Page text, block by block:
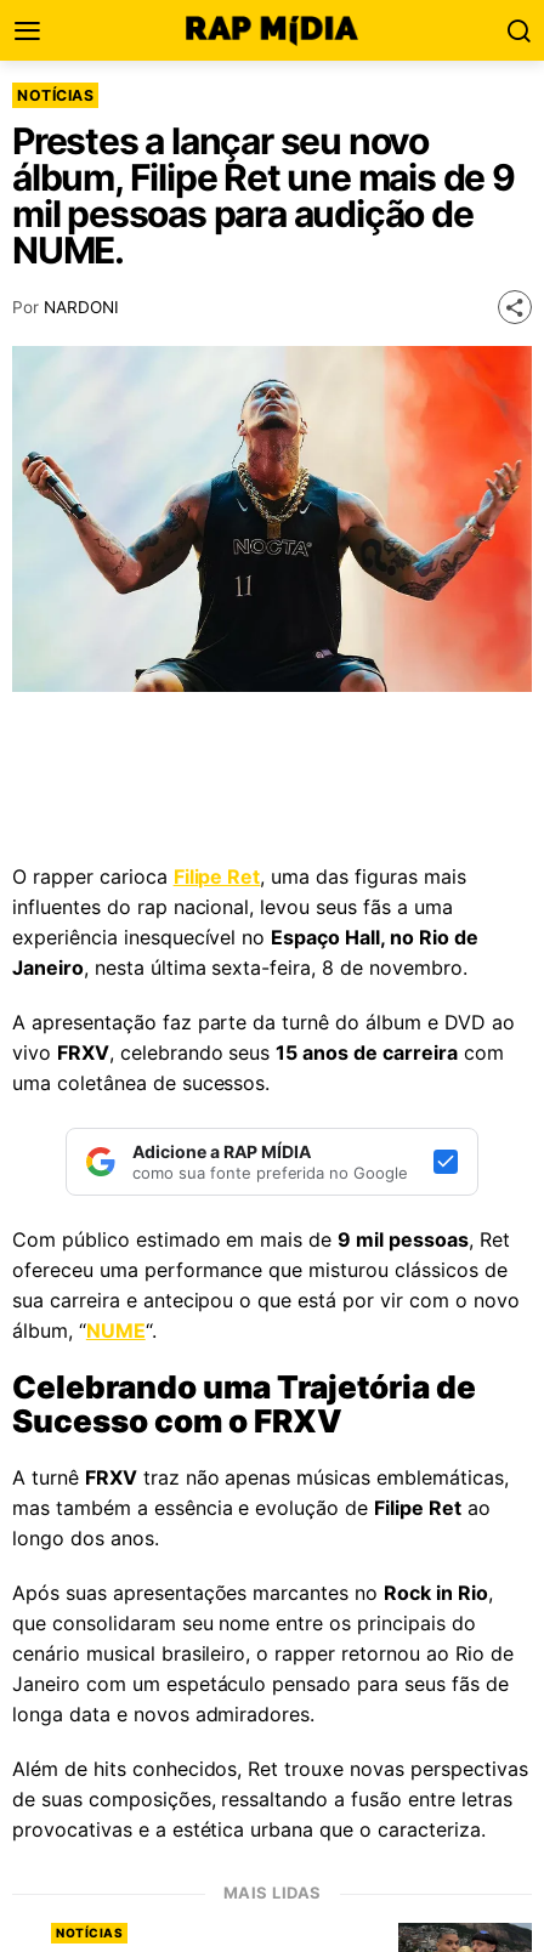
NOTÍCIAS
Prestes a lançar seu novo
álbum, Filipe Ret une mais de 9
mil pessoas para audição de
NUME.
Por NARDONI
O rapper carioca Filipe Ret, uma das figuras mais
influentes do rap nacional, levou seus fãs a uma
experiência inesquecível no Espaço Hall, no Rio de
Janeiro, nesta última sexta-feira, 8 de novembro.
A apresentação faz parte da turnê do álbum e DVD ao
vivo FRXV, celebrando seus15 anos de carreiracom
uma coletânea de sucessos.
Adicione a RAP MÍDIA
como sua fonte preferida no Google
Com público estimado em mais de9 mil pessoas, Ret
ofereceu uma performance que misturou clássicos de
sua carreira e antecipou o que está por vir com o novo
álbum, “NUME“.
Celebrando uma Trajetória de
Sucesso com o FRXV
A turnê FRXVtraz não apenas músicas emblemáticas,
mas também a essência e evolução de Filipe Retao
longo dos anos.
Após suas apresentações marcantes no Rock in Rio,
que consolidaram seu nome entre os principais do
cenário musical brasileiro, o rapper retornou ao Rio de
Janeiro com um espetáculo pensado para seus fãs de
longa data e novos admiradores.
Além de hits conhecidos, Ret trouxe novas perspectivas
de suas composições, ressaltando a fusão entre letras
provocativas e a estética urbana que o caracteriza.
MAIS LIDAS
NOTÍCIAS